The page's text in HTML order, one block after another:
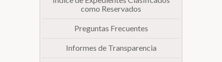
como Reservados
Preguntas Frecuentes
Informes de Transparencia